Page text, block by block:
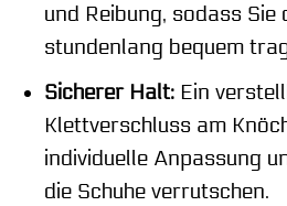
und Reibung, sodass Sie
stundenlang bequem
Sicherer Halt:Ein
Klettverschluss am
individuelle Anpassung
die Schuhe verrutschen.